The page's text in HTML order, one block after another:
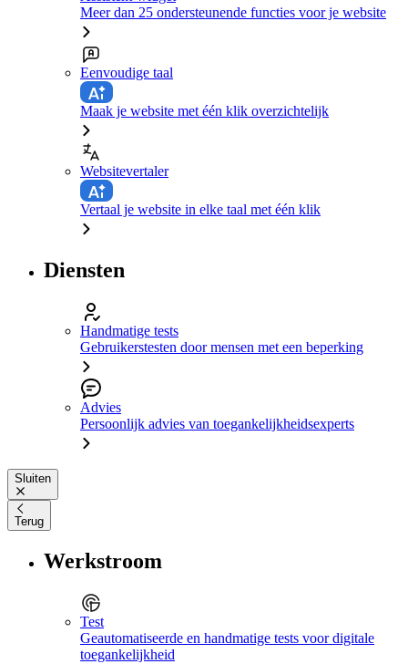
Meer dan 25 ondersteunende functies voor je website
Eenvoudige taal
Maak je website met één klik overzichtelijk
Websitevertaler
Vertaal je website in elke taal met één klik
Diensten
Handmatige tests
Gebruikerstesten door mensen met een beperking
Advies
Persoonlijk advies van toegankelijkheidsexperts
Sluiten
Terug
Werkstroom
Test
Geautomatiseerde en handmatige tests voor digitale
toegankelijkheid